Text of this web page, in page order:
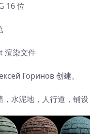
16 位
渲染文件
Горинов 创建。
水泥地，人行道，铺设